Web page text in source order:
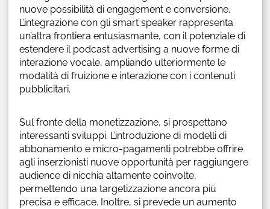
nuove possibilità di engagement e conversione.
L’integrazione con gli smart speaker rappresenta
un’altra frontiera entusiasmante, con il potenziale di
estendere il podcast advertising a nuove forme di
interazione vocale, ampliando ulteriormente le
modalità di fruizione e interazione con i contenuti
pubblicitari.
Sul fronte della monetizzazione, si prospettano
interessanti sviluppi. L’introduzione di modelli di
abbonamento e micro-pagamenti potrebbe offrire
agli inserzionisti nuove opportunità per raggiungere
audience di nicchia altamente coinvolte,
permettendo una targetizzazione ancora più
precisa e efficace. Inoltre, si prevede un aumento